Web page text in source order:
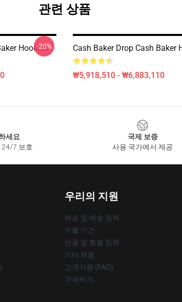
관련 상품
Hoodies
-20% Cash Baker Drop Cash Baker
₩5,918,510 - ₩6,883,110
세요
24/7 보호
국제 보증
사용 국가에서 제공
우리의 지원
배송 및 배송 정책
지불 기간
반품 및 환불 정책
기타 제품
고객지원 (FAQ)
구매하기